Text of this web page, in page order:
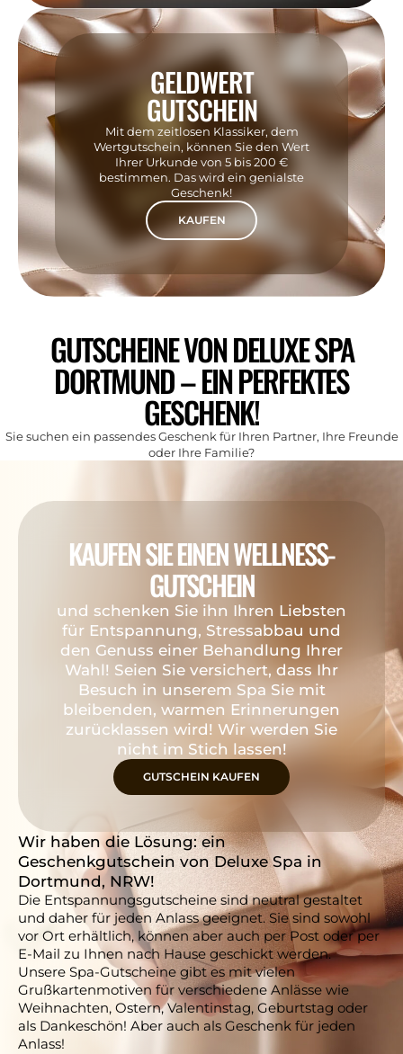
GELDWERT
GUTSCHEIN
Mit dem zeitlosen Klassiker, dem
Wertgutschein, können Sie den Wert
Ihrer Urkunde von 5 bis 200 €
bestimmen. Das wird ein genialste
Geschenk!
KAUFEN
GUTSCHEINE VON DELUXE SPA
DORTMUND – EIN PERFEKTES
GESCHENK!
Sie suchen ein passendes Geschenk für Ihren Partner, Ihre Freunde
oder Ihre Familie?
Wir haben die Lösung: ein
Geschenkgutschein von Deluxe Spa in
Dortmund, NRW!
Die Entspannungsgutscheine sind neutral gestaltet
und daher für jeden Anlass geeignet. Sie sind sowohl
vor Ort erhältlich, können aber auch per Post oder per
E-Mail zu Ihnen nach Hause geschickt werden.
Unsere Spa-Gutscheine gibt es mit vielen
Grußkartenmotiven für verschiedene Anlässe wie
Weihnachten, Ostern, Valentinstag, Geburtstag oder
als Dankeschön! Aber auch als Geschenk für jeden
Anlass!
KAUFEN SIE EINEN WELLNESS-
GUTSCHEIN
und schenken Sie ihn Ihren Liebsten
für Entspannung, Stressabbau und
den Genuss einer Behandlung Ihrer
Wahl! Seien Sie versichert, dass Ihr
Besuch in unserem Spa Sie mit
bleibenden, warmen Erinnerungen
zurücklassen wird! Wir werden Sie
nicht im Stich lassen!
GUTSCHEIN KAUFEN